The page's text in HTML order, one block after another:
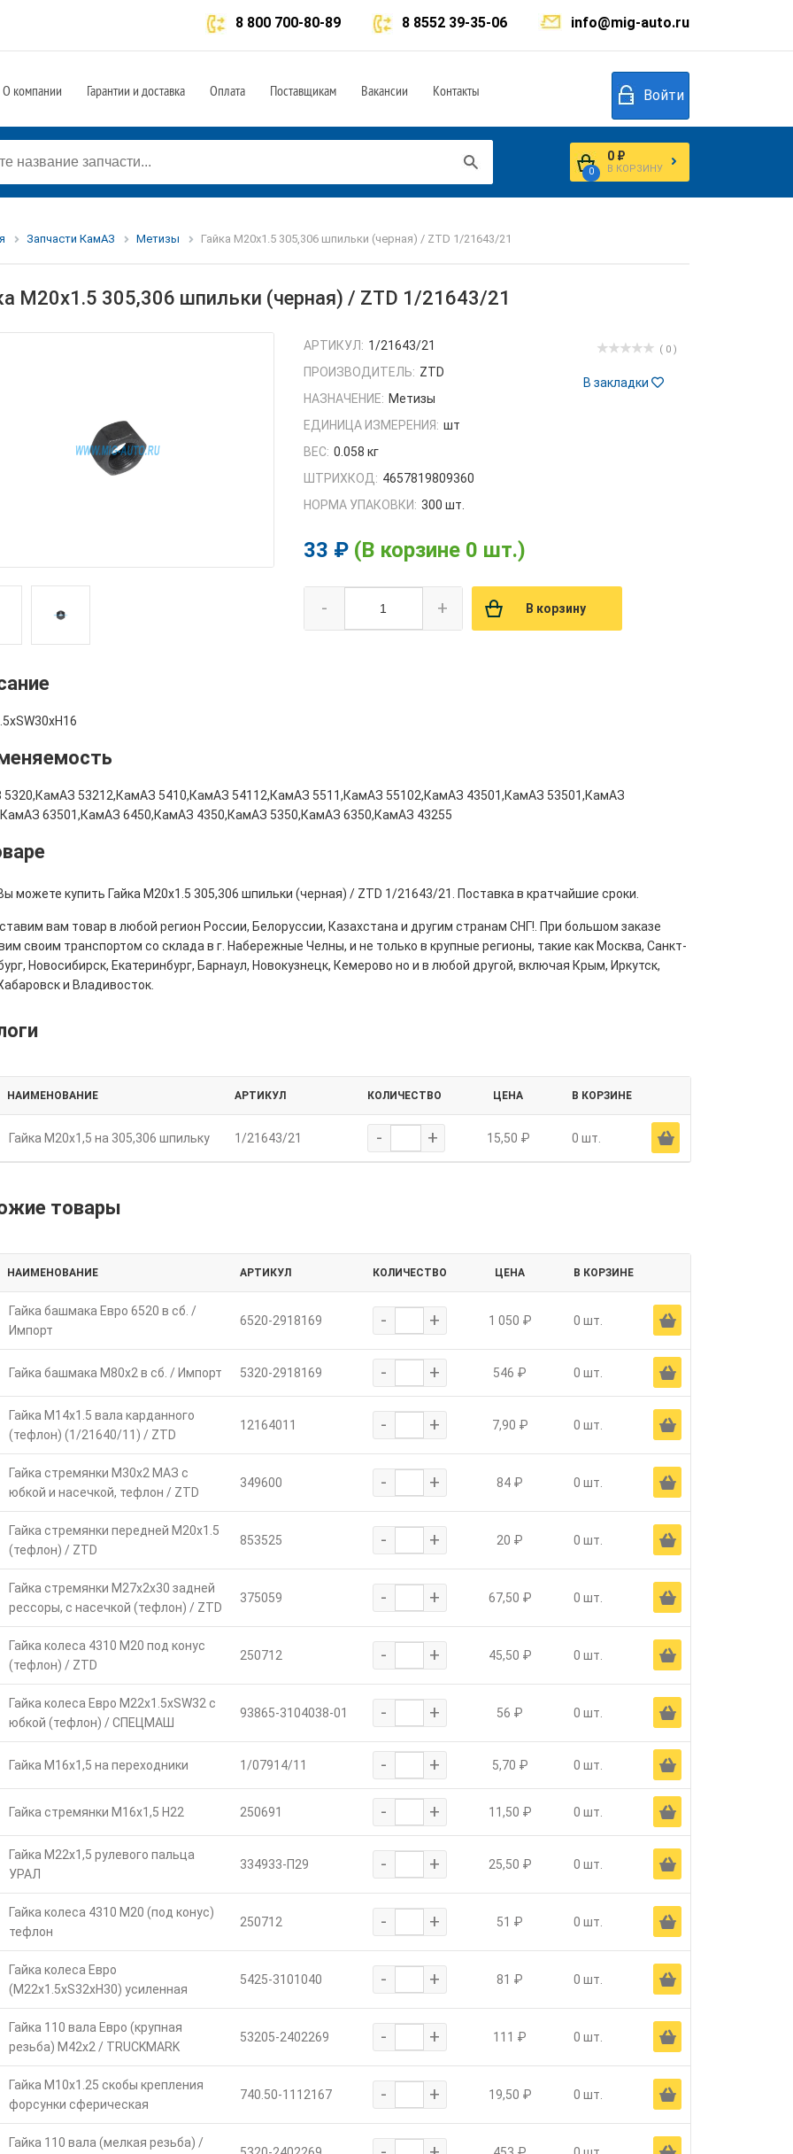
info@mig-auto.ru
8 8552 39-35-06
8 800 700-80-89
О компании Гарантии и доставка Оплата Поставщикам Вакансии Контакты Войти
0
0 ₽
В КОРЗИНУ
Запчасти КамАЗ Метизы Гайка М20х1.5 305,306 шпильки (черная) / ZTD 1/21643/21
М20х1.5 305,306 шпильки (черная) / ZTD 1/21643/21
( 0 )
В закладки
АРТИКУЛ: 1/21643/21
ПРОИЗВОДИТЕЛЬ: ZTD
НАЗНАЧЕНИЕ: Метизы
ЕДИНИЦА ИЗМЕРЕНИЯ: шт
ВЕС: 0.058 кг
ШТРИХКОД: 4657819809360
НОРМА УПАКОВКИ: 300 шт.
33 ₽ (В корзине 0 шт.)
- + В корзину
53212,КамАЗ 5410,КамАЗ 54112,КамАЗ 5511,КамАЗ 55102,КамАЗ 43501,КамАЗ 53501,КамАЗ
63501,КамАЗ 6450,КамАЗ 4350,КамАЗ 5350,КамАЗ 6350,КамАЗ 43255
можете купить Гайка М20х1.5 305,306 шпильки (черная) / ZTD 1/21643/21. Поставка в кратчайшие сроки.
вам товар в любой регион России, Белоруссии, Казахстана и другим странам СНГ!. При большом заказе
своим транспортом со склада в г. Набережные Челны, и не только в крупные регионы, такие как Москва, Санкт-
Новосибирск, Екатеринбург, Барнаул, Новокузнецк, Кемерово но и в любой другой, включая Крым, Иркутск,
и Владивосток.
НАИМЕНОВАНИЕ АРТИКУЛ КОЛИЧЕСТВО ЦЕНА В КОРЗИНЕ
Гайка М20х1,5 на 305,306 шпильку 1/21643/21 - + 15,50 ₽ 0 шт. Ä
товары
НАИМЕНОВАНИЕ АРТИКУЛ КОЛИЧЕСТВО ЦЕНА В КОРЗИНЕ
Гайка башмака Евро 6520 в сб. /
Импорт
6520-2918169 - + 1 050 ₽ 0 шт. Ä
Гайка башмака М80х2 в сб. / Импорт 5320-2918169 - + 546 ₽ 0 шт. Ä
Гайка М14х1.5 вала карданного
(тефлон) (1/21640/11) / ZTD
12164011 - + 7,90 ₽ 0 шт. Ä
Гайка стремянки М30х2 МАЗ с
юбкой и насечкой, тефлон / ZTD
349600 - + 84 ₽ 0 шт. Ä
Гайка стремянки передней М20х1.5
(тефлон) / ZTD
853525 - + 20 ₽ 0 шт. Ä
Гайка стремянки М27х2х30 задней
рессоры, с насечкой (тефлон) / ZTD
375059 - + 67,50 ₽ 0 шт. Ä
Гайка колеса 4310 М20 под конус
(тефлон) / ZTD
250712 - + 45,50 ₽ 0 шт. Ä
Гайка колеса Евро М22х1.5хSW32 с
юбкой (тефлон) / СПЕЦМАШ
93865-3104038-01 - + 56 ₽ 0 шт. Ä
Гайка М16х1,5 на переходники 1/07914/11 - + 5,70 ₽ 0 шт. Ä
Гайка стремянки М16х1,5 Н22 250691 - + 11,50 ₽ 0 шт. Ä
Гайка М22х1,5 рулевого пальца
УРАЛ
334933-П29 - + 25,50 ₽ 0 шт. Ä
Гайка колеса 4310 М20 (под конус)
тефлон
250712 - + 51 ₽ 0 шт. Ä
Гайка колеса Евро
(М22х1.5хS32хH30) усиленная
5425-3101040 - + 81 ₽ 0 шт. Ä
Гайка 110 вала Евро (крупная
резьба) М42х2 / TRUCKMARK
53205-2402269 - + 111 ₽ 0 шт. Ä
Гайка М10х1.25 скобы крепления
форсунки сферическая
740.50-1112167 - + 19,50 ₽ 0 шт. Ä
Гайка 110 вала (мелкая резьба) /